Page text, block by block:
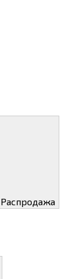
Распродажа